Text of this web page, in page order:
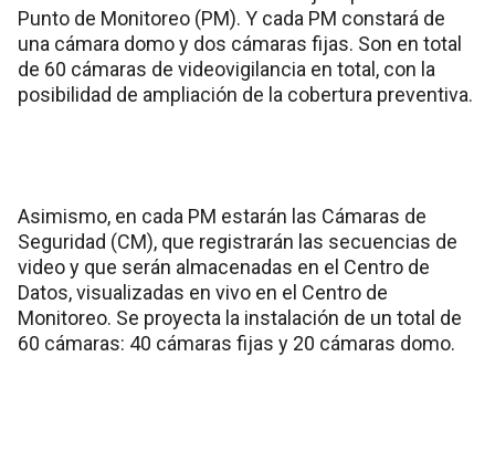
Punto de Monitoreo (PM). Y cada PM constará de
una cámara domo y dos cámaras fijas. Son en total
de 60 cámaras de videovigilancia en total, con la
posibilidad de ampliación de la cobertura preventiva.
Asimismo, en cada PM estarán las Cámaras de
Seguridad (CM), que registrarán las secuencias de
video y que serán almacenadas en el Centro de
Datos, visualizadas en vivo en el Centro de
Monitoreo. Se proyecta la instalación de un total de
60 cámaras: 40 cámaras fijas y 20 cámaras domo.